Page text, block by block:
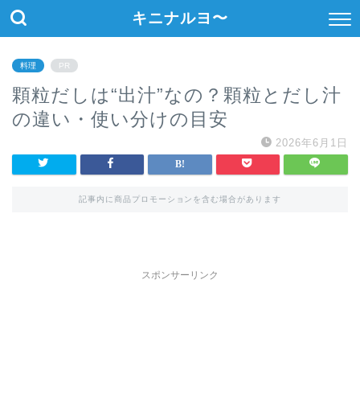
キニナルヨ〜
料理 PR
顆粒だしは“出汁”なの？顆粒とだし汁
の違い・使い分けの目安
2026年6月1日
記事内に商品プロモーションを含む場合があります
スポンサーリンク